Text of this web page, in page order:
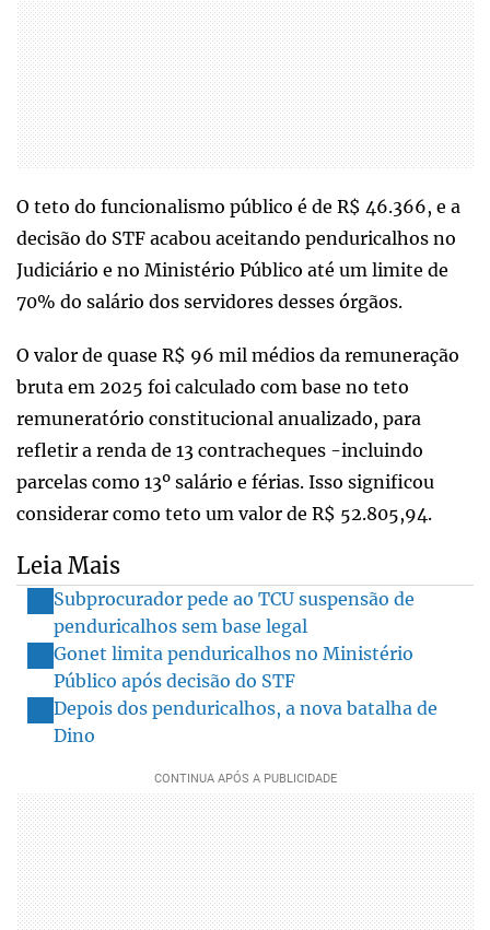
O teto do funcionalismo público é de R$ 46.366, e a
decisão do STF acabou aceitando penduricalhos no
Judiciário e no Ministério Público até um limite de
70% do salário dos servidores desses órgãos.
O valor de quase R$ 96 mil médios da remuneração
bruta em 2025 foi calculado com base no teto
remuneratório constitucional anualizado, para
refletir a renda de 13 contracheques -incluindo
parcelas como 13º salário e férias. Isso significou
considerar como teto um valor de R$ 52.805,94.
Leia Mais
Subprocurador pede ao TCU suspensão de
penduricalhos sem base legal
Gonet limita penduricalhos no Ministério
Público após decisão do STF
Depois dos penduricalhos, a nova batalha de
Dino